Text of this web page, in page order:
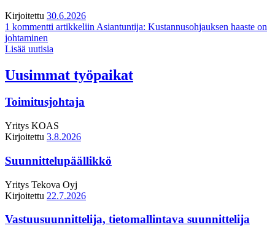
Kirjoitettu 30.6.2026
1 kommentti artikkeliin Asiantuntija: Kustannusohjauksen haaste on
johtaminen
Lisää uutisia
Uusimmat työpaikat
Toimitusjohtaja
Yritys KOAS
Kirjoitettu 3.8.2026
Suunnittelupäällikkö
Yritys Tekova Oyj
Kirjoitettu 22.7.2026
Vastuusuunnittelija, tietomallintava suunnittelija